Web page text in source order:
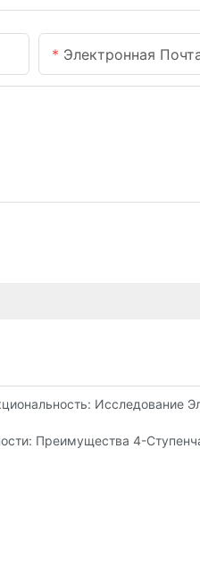
Электронная
Исследование
Преимущества 4-